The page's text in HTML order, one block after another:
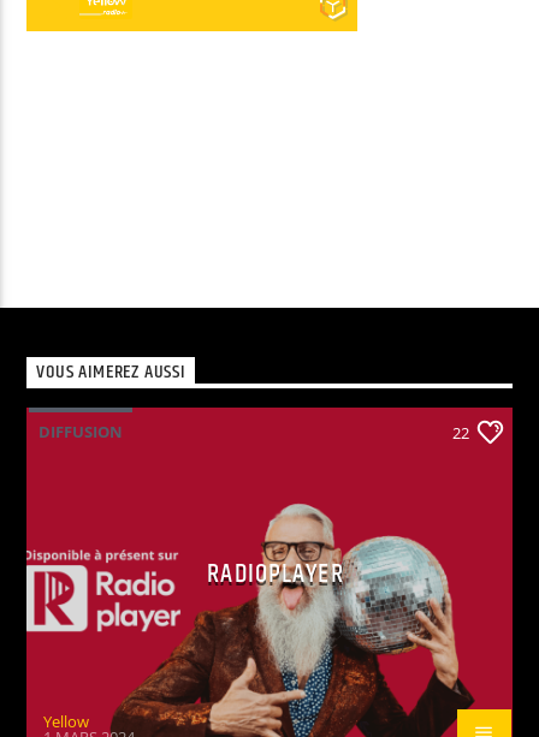
audio
VOUS AIMEREZ AUSSI
DIFFUSION 22
RADIOPLAYER
Yellow